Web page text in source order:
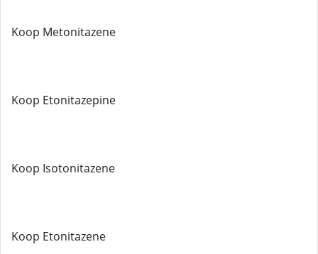
Koop Metonitazene
Koop Etonitazepine
Koop Isotonitazene
Koop Etonitazene